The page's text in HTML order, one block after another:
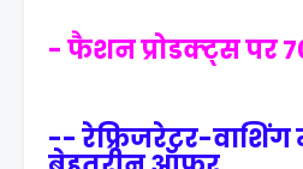
- फैशन प्रोडक्ट्स पर
-- रेफ्रिजरेटर-वाशिंग